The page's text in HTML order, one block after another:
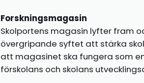
Forskningsmagasin
Skolportens magasin lyfter fram
övergripande syftet att stärka
att magasinet ska fungera som
förskolans och skolans